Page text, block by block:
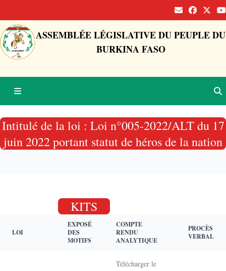
ASSEMBLÉE LÉGISLATIVE DU PEUPLE DU
BURKINA FASO
Intitulé de la loi : Loi n°005-2022/ALT du 17
juin 2022 portant statut de héros de la nation
KITS
LOI
EXPOSÉ
DES
MOTIFS
COMPTE
RENDU
ANALYTIQUE
PROCÈS
VERBAL
Télécharger le